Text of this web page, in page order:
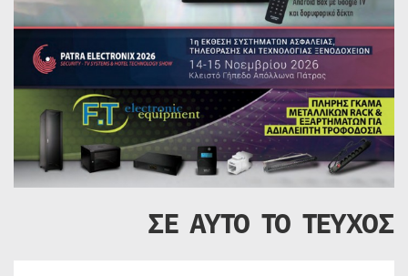
ΣΕ ΑΥΤΟ ΤΟ ΤΕΥΧΟΣ